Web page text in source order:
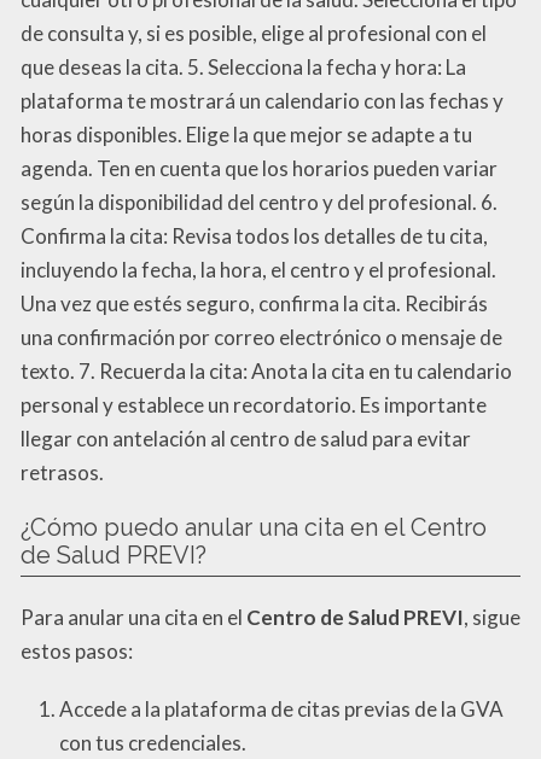
de consulta y, si es posible, elige al profesional con el
que deseas la cita. 5. Selecciona la fecha y hora: La
plataforma te mostrará un calendario con las fechas y
horas disponibles. Elige la que mejor se adapte a tu
agenda. Ten en cuenta que los horarios pueden variar
según la disponibilidad del centro y del profesional. 6.
Confirma la cita: Revisa todos los detalles de tu cita,
incluyendo la fecha, la hora, el centro y el profesional.
Una vez que estés seguro, confirma la cita. Recibirás
una confirmación por correo electrónico o mensaje de
texto. 7. Recuerda la cita: Anota la cita en tu calendario
personal y establece un recordatorio. Es importante
llegar con antelación al centro de salud para evitar
retrasos.
¿Cómo puedo anular una cita en el Centro
de Salud PREVI?
Para anular una cita en el Centro de Salud PREVI, sigue
estos pasos:
Accede a la plataforma de citas previas de la GVA
con tus credenciales.